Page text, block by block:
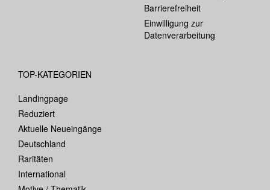
Barrierefreiheit
Einwilligung zur
Datenverarbeitung
TOP-KATEGORIEN
Landingpage
Reduziert
Aktuelle Neueingänge
Deutschland
Raritäten
International